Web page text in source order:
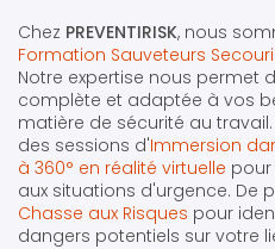
Chez PREVENTIRISK, nous
Formation Sauveteurs
Notre expertise nous permet
complète et adaptée à vos
matière de sécurité au
des sessions d'Immersion
à 360° en réalité virtuelle
aux situations d'urgence. De
Chasse aux Risques pour
dangers potentiels sur votre